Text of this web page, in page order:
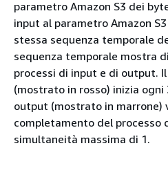
parametro Amazon S3 dei
input al parametro Amazon
stessa sequenza temporale
sequenza temporale mostra
processi di input e di output.
(mostrato in rosso) inizia ogni
output (mostrato in marrone)
completamento del processo
simultaneità massima di 1.